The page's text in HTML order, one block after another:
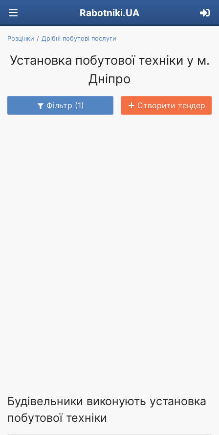
Rabotniki.UA
Розцінки Дрібні побутові послуги
Установка побутової техніки у м.
Дніпро
Фільтр (1) Створити тендер
Будівельники виконують установка
побутової техніки